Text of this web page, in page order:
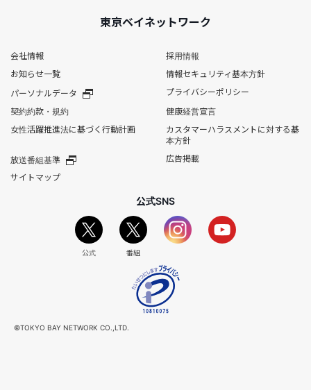
東京ベイネットワーク
会社情報
採用情報
お知らせ一覧
情報セキュリティ基本方針
パーソナルデータ
プライバシーポリシー
契約約款・規約
健康経営宣言
女性活躍推進法に基づく行動計画
カスタマーハラスメントに対する基
本方針
放送番組基準
広告掲載
サイトマップ
公式SNS
公式 番組
©TOKYO BAY NETWORK CO.,LTD.